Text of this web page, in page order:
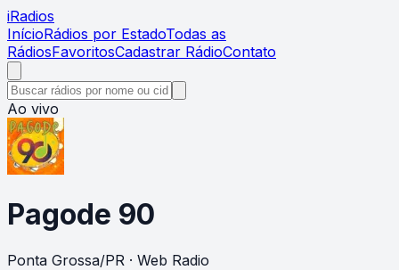
iRadios
InícioRádios por EstadoTodas as
RádiosFavoritosCadastrar RádioContato
Ao vivo
Pagode 90
Ponta Grossa/PR · Web Radio